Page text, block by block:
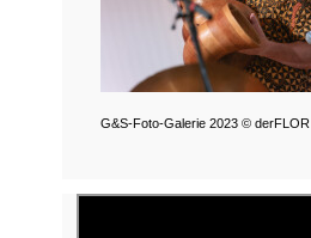
G&S-Foto-Galerie 2023 © derFLOR